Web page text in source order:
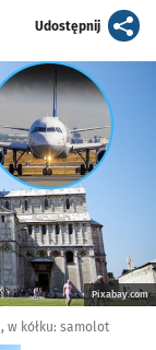
Udostępnijartykuł
Pixabay.com
w kółku: samolot